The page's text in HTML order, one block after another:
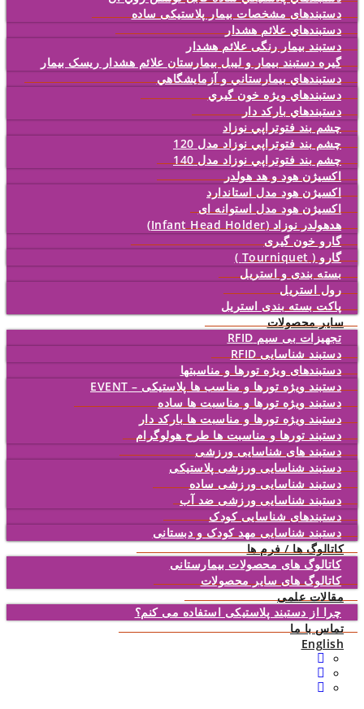
دستبندهای مشخصات بیمار پلاستیکی ساده
دستبندهاي علائم هشدار
دستبند بیمار رنگی علائم هشدار
گیره دستبند بیمار و لیبل بیمارستان علائم هشدار ریسک بیمار
دستبندهاي بيمارستاني و آزمايشگاهي
دستبندهاي ويژه خون گيري
دستبندهاي بارکد دار
چشم بند فتوتراپي نوزاد
چشم بند فتوتراپي نوزاد مدل 120
چشم بند فتوتراپي نوزاد مدل 140
اکسیژن هود و هد هولدر
اکسیژن هود مدل استاندارد
اکسیژن هود مدل استوانه ای
هدهولدر نوزاد (Infant Head Holder)
گارو خون گیری
گارو ( Tourniquet )
بسته بندی و استریل
رول استریل
پاکت بسته بندی استریل
سایر محصولات
تجهیزات بی سیم RFID
دستبند شناسایی RFID
دستبندهای ویژه تورها و مناسبتها
دستبند ویژه تورها و مناسب ها پلاستیکی – EVENT
دستبند ویژه تورها و مناسبت ها ساده
دستبند ویژه تورها و مناسبت ها بارکد دار
دستبند تورها و مناسبت ها طرح هولوگرام
دستبند های شناسایی ورزشی
دستبند شناسایی ورزشی پلاستیکی
دستبند شناسایی ورزشی ساده
دستبند شناسایی ورزشی ضد آب
دستبندهای شناسایی کودک
دستبند شناسایی مهد کودک و دبستانی
کاتالوگ ها / فرم ها
کاتالوگ های محصولات بیمارستانی
کاتالوگ های سایر محصولات
مقالات علمی
چرا از دستبند پلاستیکی استفاده می کنم؟
تماس با ما
English